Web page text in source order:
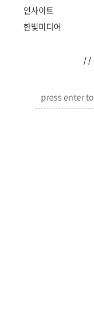
인사이트
한빛미디어
/ /